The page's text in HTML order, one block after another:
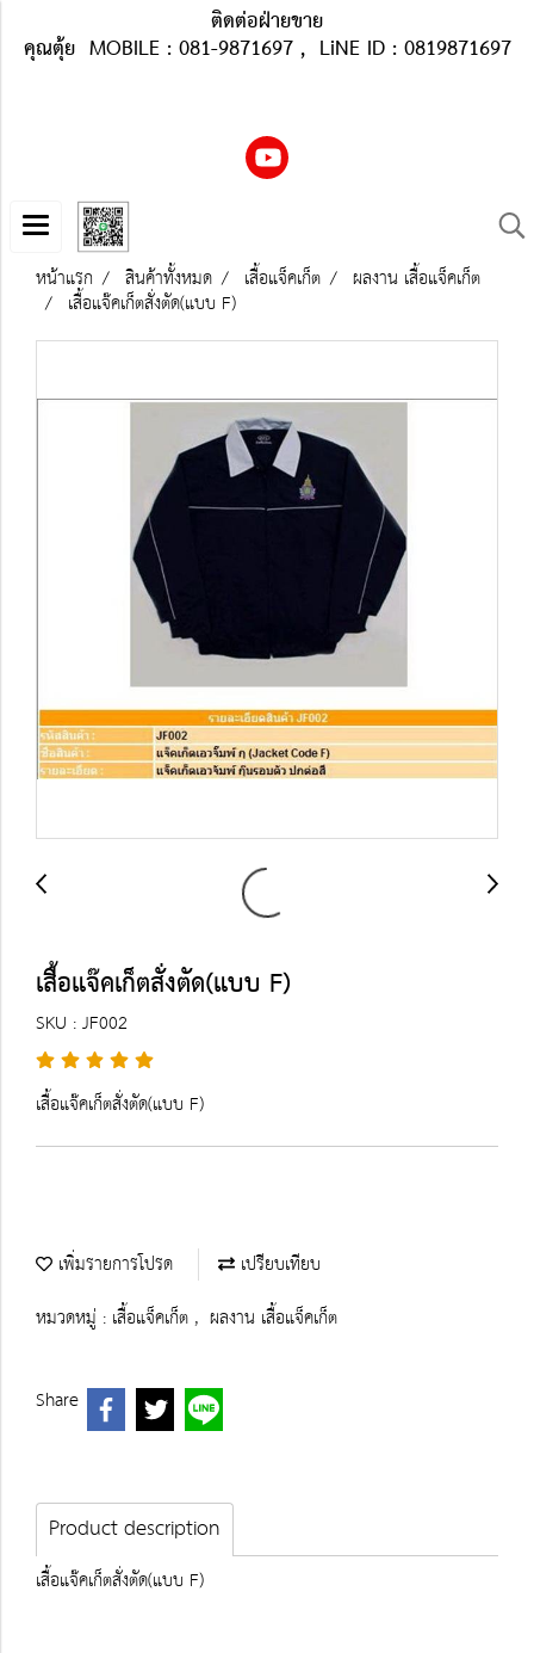
ติดต่อฝ่ายขาย
คุณตุ้ย MOBILE : 081-9871697 , LiNE ID : 0819871697
หน้าแรก สินค้าทั้งหมด เสื้อแจ็คเก็ต ผลงาน เสื้อแจ็คเก็ต
เสื้อแจ๊คเก็ตสั่งตัด(แบบ F)
เสื้อแจ๊คเก็ตสั่งตัด(แบบ F)
SKU : JF002
เสื้อแจ๊คเก็ตสั่งตัด(แบบ F)
เพิ่มรายการโปรด
เปรียบเทียบ
หมวดหมู่ : เสื้อแจ็คเก็ต, ผลงาน เสื้อแจ็คเก็ต
Share
Product description
เสื้อแจ๊คเก็ตสั่งตัด(แบบ F)